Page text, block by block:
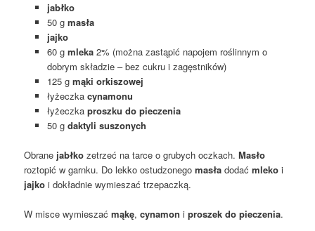
jabłko
50 g masła
jajko
60 g mleka2% (można zastąpić napojem roślinnym o
dobrym składzie – bez cukru i zagęstników)
125 g mąki orkiszowej
łyżeczka cynamonu
łyżeczka proszku do pieczenia
50 g daktyli suszonych
Obrane jabłko zetrzeć na tarce o grubych oczkach.Masło
roztopić w garnku. Do lekko ostudzonegomasła dodaćmleko i
jajko i dokładnie wymieszać trzepaczką.
W misce wymieszaćmąkę,cynamon iproszek do pieczenia.